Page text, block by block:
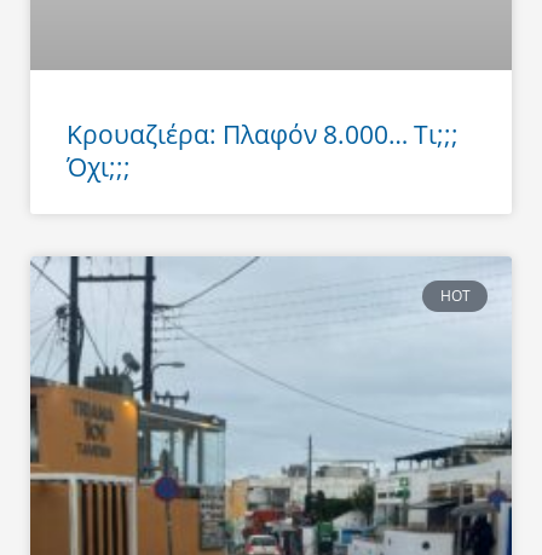
Κρουαζιέρα: Πλαφόν 8.000… Τι;;;
Όχι;;;
HOT